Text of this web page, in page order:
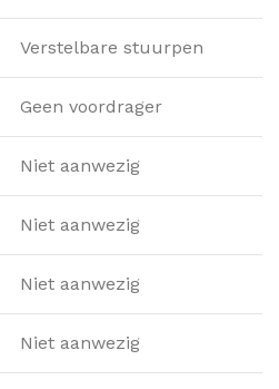
Verstelbare stuurpen
Geen voordrager
Niet aanwezig
Niet aanwezig
Niet aanwezig
Niet aanwezig